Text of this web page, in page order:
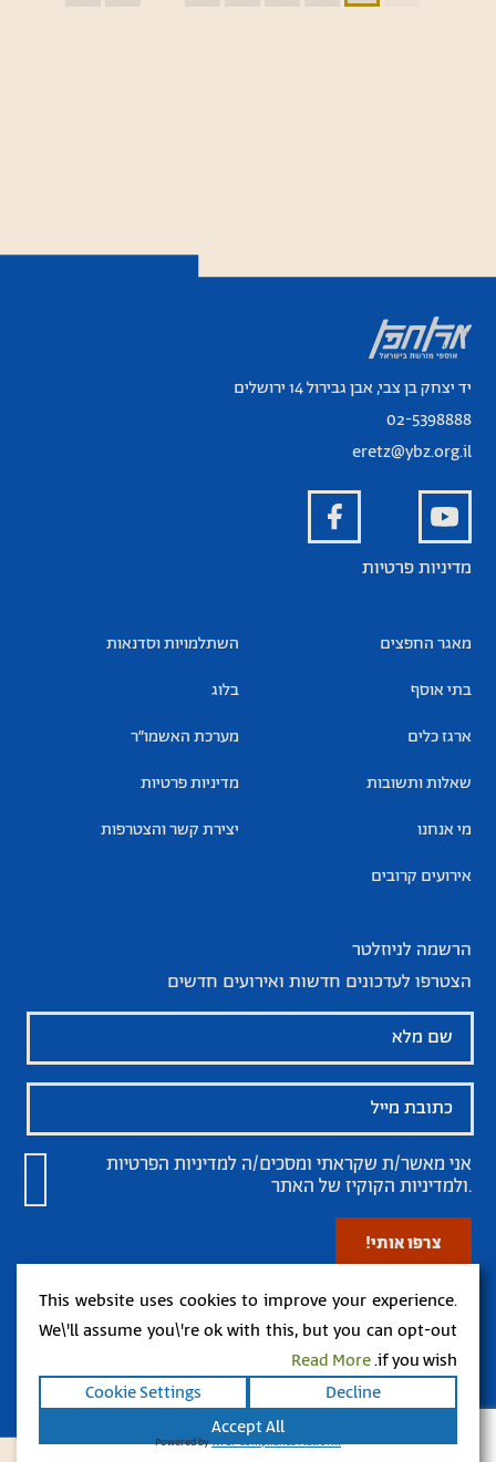
יד יצחק בן צבי, אבן גבירול 14 ירושלים
02-5398888
eretz@ybz.org.il
מדיניות פרטיות
מאגר החפצים
בתי אוסף
ארגז כלים
שאלות ותשובות
מי אנחנו
אירועים קרובים
השתלמויות וסדנאות
בלוג
מערכת האשמו”ר
מדיניות פרטיות
יצירת קשר והצטרפות
הרשמה לניוזלטר
הצטרפו לעדכונים חדשות ואירועים חדשים
אני מאשר/ת שקראתי ומסכים/הלמדיניות הפרטיות
ולמדיניות הקוקיזשל האתר.
תנאי שימוש הצהרת נגישות ארץ חפץ 2026 ©
This website uses cookies to improve your experience.
We\'ll assume you\'re ok with this, but you can opt-out
if you wish.
Read More
Decline
Cookie Settings
Accept All
Powered byWPLP Compliance Platform